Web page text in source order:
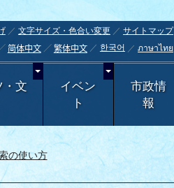
文字サイズ・色合い変更
サイトマップ
简体中文 繁体中文 한국어 ภาษาไทย
・文
イベン
ト
市政情
報
の使い方